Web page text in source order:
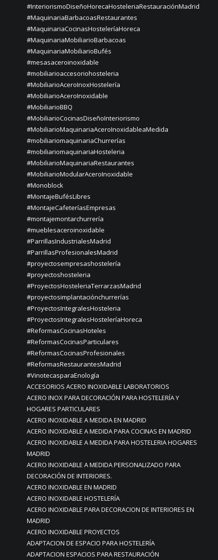
#InteriorismoDiseñoHorecaHosteleriaRestauraciónMadrid
#MaquinariaBarbacoasRestaurantes
#MaquinariaCocinasHosteleríaHoreca
#MaquinariaMobiliarioBarbacoas
#MaquinariaMobiliarioBufés
#mesasaceroinoxidable
#mobiliarioaccesoriohosteleria
#MobiliarioAceroInoxHostelería
#MobiliarioAceroInoxidable
#MobiliarioBBQ
#MobiliarioCocinasDiseñoInteriorismo
#MobiliarioMaquinariaAceroInoxidableaMedida
#mobiliariomaquinariaChurrerías
#mobiliariomaquinariaHosteleria
#MobiliarioMaquinariaRestaurantes
#MobiliarioModularAceroInoxidable
#Monoblock
#MontajeBufésLibres
#MontajeCafeteríasEmpresas
#montajemontarchurrería
#mueblesaceroinoxidable
#ParrillasIndustrialesMadrid
#ParrillasProfesionalesMadrid
#proyectosempresashostelería
#proyectoshosteleria
#ProyectosHosteleriaTerrarzasMadrid
#proyectosimplantaciónchurrerías
#ProyectosIntegralesHosteleria
#ProyectosIntegralesHosteleríaHoreca
#ReformasCocinasHoteles
#ReformasCocinasParticulares
#ReformasCocinasProfesionales
#ReformasRestaurantesMadrid
#VinotecasparaEnología
ACCESORIOS ACERO INOXIDABLE LABORATORIOS
ACERO INOX PARA DECORACIÓN PARA HOSTELERÍA Y
HOGARES PARTICULARES
ACERO INOXIDABLE A MEDIDA EN MADRID
ACERO INOXIDABLE A MEDIDA PARA COCINAS EN MADRID
ACERO INOXIDABLE A MEDIDA PARA HOSTELERIA HOGARES
MADRID
ACERO INOXIDABLE A MEDIDA PERSONALIZADO PARA
DECORACIÓN DE INTERIORES.
ACERO INOXIDABLE EN MADRID
ACERO INOXIDABLE HOSTELERÍA
ACERO INOXIDABLE PARA DECORACION DE INTERIORES EN
MADRID
ACERO INOXIDABLE PROYECTOS
ADAPTACION DE ESPACIO PARA HOSTELERÍA
ADAPTACION ESPACIOS PARA RESTAURACIÓN